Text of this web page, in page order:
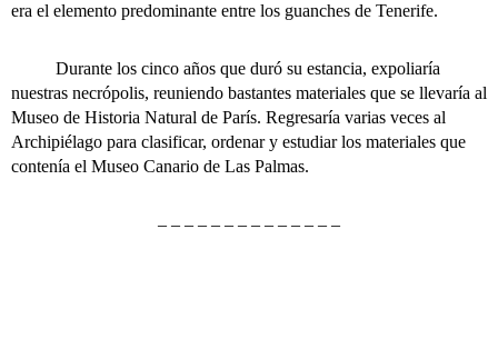
era el elemento predominante entre los guanches de Tenerife.
Durante los cinco años que duró su estancia, expoliaría
nuestras necrópolis, reuniendo bastantes materiales que se llevaría al
Museo de Historia Natural de París. Regresaría varias veces al
Archipiélago para clasificar, ordenar y estudiar los materiales que
contenía el Museo Canario de Las Palmas.
– – – – – – – – – – – – – –